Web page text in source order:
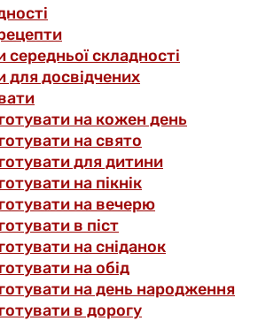
середньої складності
для досвідчених
на кожен день
на свято
для дитини
на пікнік
на вечерю
в піст
на сніданок
на обід
на день народження
в дорогу